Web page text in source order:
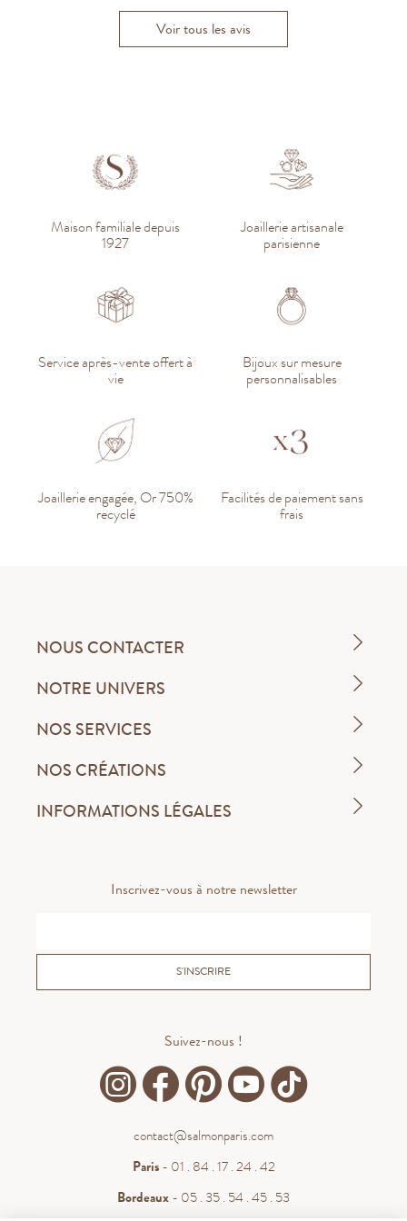
Voir tous les avis
Maison familiale depuis
1927
Joaillerie artisanale
parisienne
Service après-vente offert à
vie
Bijoux sur mesure
personnalisables
Joaillerie engagée, Or 750%
recyclé
Facilités de paiement sans
frais
NOUS CONTACTER
NOTRE UNIVERS
NOS SERVICES
NOS CRÉATIONS
INFORMATIONS LÉGALES
Inscrivez-vous à notre newsletter
S'INSCRIRE
Suivez-nous !
contact@salmonparis.com
Paris- 01 . 84 . 17 . 24 . 42
Bordeaux- 05 . 35 . 54 . 45 . 53